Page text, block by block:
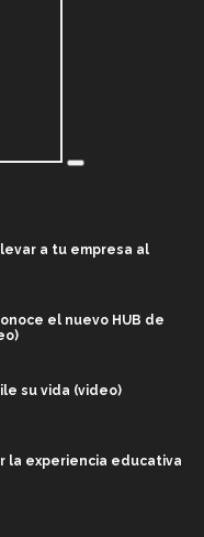
a tu empresa al
el nuevo HUB de
su vida (video)
la experiencia educativa